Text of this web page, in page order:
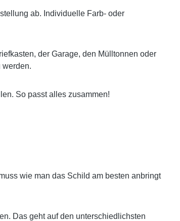
ab. Individuelle Farb- oder
der Garage, den Mülltonnen oder
werden.
So passt alles zusammen!
wie man das Schild am besten anbringt
Das geht auf den unterschiedlichsten